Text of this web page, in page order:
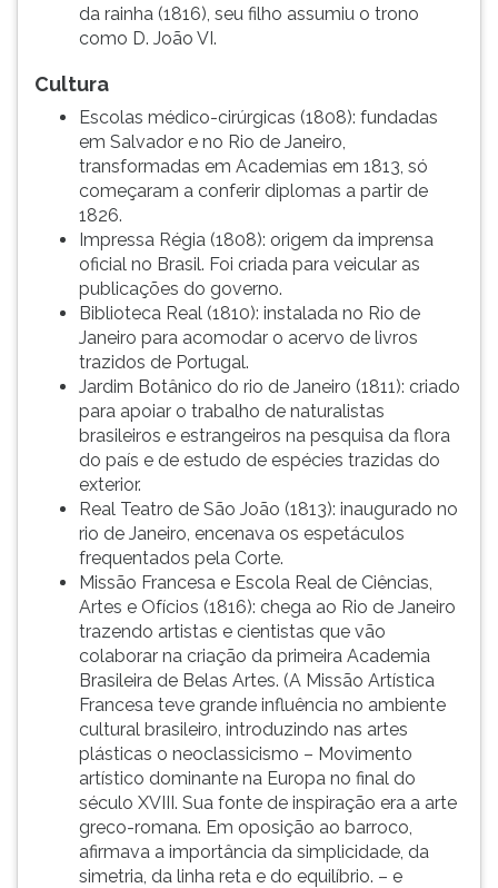
da rainha (1816), seu filho assumiu o trono
como D. João VI.
Cultura
Escolas médico-cirúrgicas (1808): fundadas
em Salvador e no Rio de Janeiro,
transformadas em Academias em 1813, só
começaram a conferir diplomas a partir de
1826.
Impressa Régia (1808): origem da imprensa
oficial no Brasil. Foi criada para veicular as
publicações do governo.
Biblioteca Real (1810): instalada no Rio de
Janeiro para acomodar o acervo de livros
trazidos de Portugal.
Jardim Botânico do rio de Janeiro (1811): criado
para apoiar o trabalho de naturalistas
brasileiros e estrangeiros na pesquisa da flora
do país e de estudo de espécies trazidas do
exterior.
Real Teatro de São João (1813): inaugurado no
rio de Janeiro, encenava os espetáculos
frequentados pela Corte.
Missão Francesa e Escola Real de Ciências,
Artes e Ofícios (1816): chega ao Rio de Janeiro
trazendo artistas e cientistas que vão
colaborar na criação da primeira Academia
Brasileira de Belas Artes. (A Missão Artística
Francesa teve grande influência no ambiente
cultural brasileiro, introduzindo nas artes
plásticas o neoclassicismo – Movimento
artístico dominante na Europa no final do
século XVIII. Sua fonte de inspiração era a arte
greco-romana. Em oposição ao barroco,
afirmava a importância da simplicidade, da
simetria, da linha reta e do equilíbrio. – e